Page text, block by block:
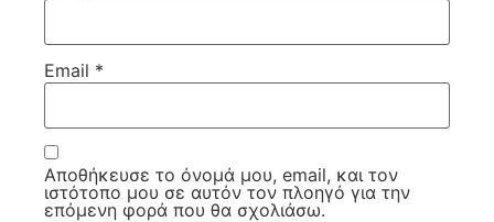
Email *
Αποθήκευσε το όνομά μου, email, και τον
ιστότοπο μου σε αυτόν τον πλοηγό για την
επόμενη φορά που θα σχολιάσω.